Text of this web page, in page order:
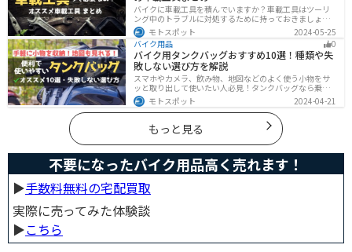
バイクに車載工具を積んでいますか？車載工具はツーリ
ング中のトラブルに対処するために持っておきましょ
う。車載工具でどんなことができるのか、どんな車載工
具を持っておけばいいのかなど、バイク用車載工具につ
いて紹介します！
モトスポット
2024-05-25
バイク用品
0
バイク用タンクバッグおすすめ10選！種類や失
敗しない選び方を解説
スマホやカメラ、飲み物、地図などのよく使う小物をサ
ッと取り出して使いたい人必見！タンクバッグなら乗車
中でも簡単に荷物を確認できます。脱着もマグネットや
吸盤でつけるだけで非常に簡単、しっかり固定したい人
はベルトを使うこともできます。
モトスポット 2024-04-21
もっと見る
不要になったバイク用品高く売れます！
▶︎手数料無料の宅配買取
実際に売ってみた体験談
▶︎こちら